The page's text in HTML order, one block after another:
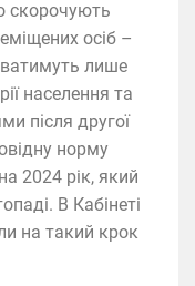
скорочують
осіб –
лише
населення та
після другої
норму
2024 рік, який
В Кабінеті
на такий крок